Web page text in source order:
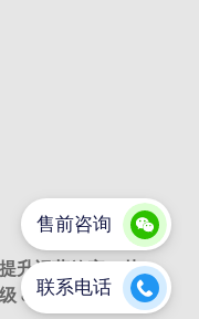
升运营效率？从
8 月 8. 2026